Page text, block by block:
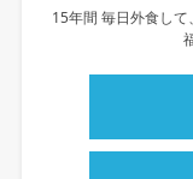
15年間 毎日外食し